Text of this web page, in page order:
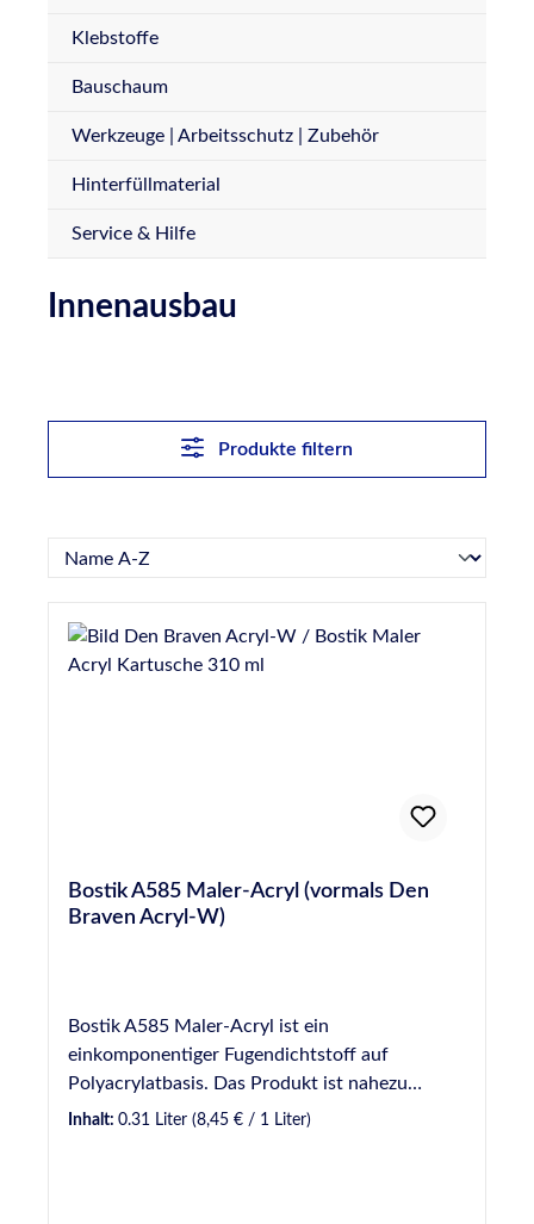
Klebstoffe
Bauschaum
Werkzeuge | Arbeitsschutz | Zubehör
Hinterfüllmaterial
Service & Hilfe
Innenausbau
Produkte filtern
Bostik A585 Maler-Acryl (vormals Den
Braven Acryl-W)
Bostik A585 Maler-Acryl ist ein
einkomponentiger Fugendichtstoff auf
Polyacrylatbasis. Das Produkt ist nahezu
geruchlos und nicht korrosiv gegenüber
Inhalt: 0.31 Liter (8,45 € / 1 Liter)